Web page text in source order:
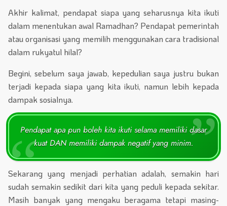
Akhir kalimat, pendapat siapa yang seharusnya kita ikuti
dalam menentukan awal Ramadhan? Pendapat pemerintah
atau organisasi yang memilih menggunakan cara tradisional
dalam rukyatul hilal?
Begini, sebelum saya jawab, kepedulian saya justru bukan
terjadi kepada siapa yang kita ikuti, namun lebih kepada
dampak sosialnya.
Pendapat apa pun boleh kita ikuti selama memiliki dasar
kuat DAN memiliki dampak negatif yang minim.
Sekarang yang menjadi perhatian adalah, semakin hari
sudah semakin sedikit dari kita yang peduli kepada sekitar.
Masih banyak yang mengaku beragama tetapi masing-